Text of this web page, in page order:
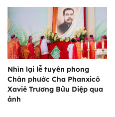
Nhìn lại lễ tuyên phong
Chân phước Cha Phanxicô
Xaviê Trương Bửu Diệp qua
ảnh